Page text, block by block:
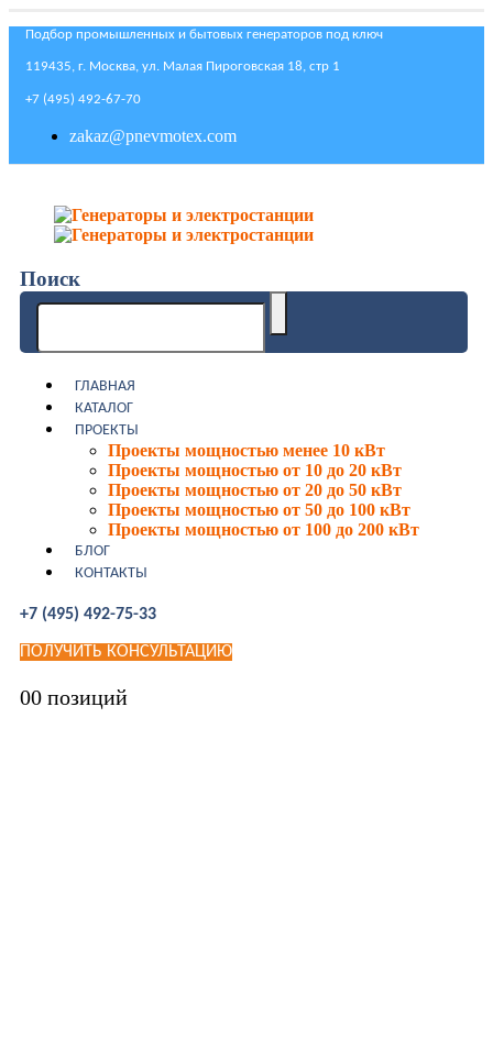
Подбор промышленных и бытовых генераторов под ключ
119435, г. Москва, ул. Малая Пироговская 18, стр 1
+7 (495) 492-67-70
zakaz@pnevmotex.com
Поиск
ГЛАВНАЯ
КАТАЛОГ
ПРОЕКТЫ
Проекты мощностью менее 10 кВт
Проекты мощностью от 10 до 20 кВт
Проекты мощностью от 20 до 50 кВт
Проекты мощностью от 50 до 100 кВт
Проекты мощностью от 100 до 200 кВт
БЛОГ
КОНТАКТЫ
+7 (495) 492-75-33
ПОЛУЧИТЬ КОНСУЛЬТАЦИЮ
00 позиций